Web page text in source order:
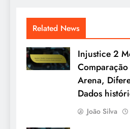
Related News
Injustice 2
Arena,
Dados
João Silva